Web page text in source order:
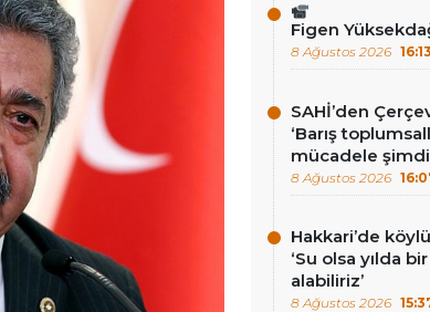
Figen
8 Ağustos 2026 16:13
SAHİ’den
‘Barış
mücadele şimdi
8 Ağustos 2026
Hakkari’de
‘Su olsa yılda
alabiliriz’
8 Ağustos 2026